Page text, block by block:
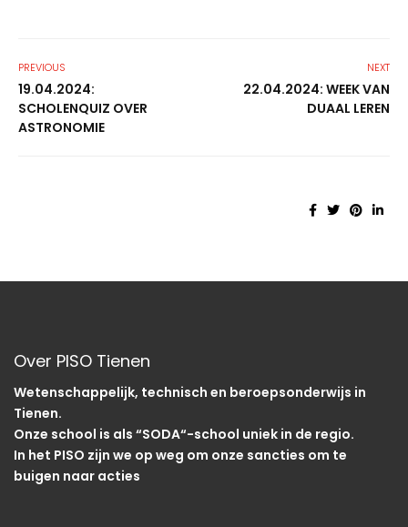
PREVIOUS
19.04.2024:
SCHOLENQUIZ OVER
ASTRONOMIE
NEXT
22.04.2024: WEEK VAN
DUAAL LEREN
Over PISO Tienen
Wetenschappelijk, technisch en beroepsonderwijs in
Tienen.
Onze school is als “SODA“-school uniek in de regio.
In het PISO zijn we op weg om onze sancties om te
buigen naar acties